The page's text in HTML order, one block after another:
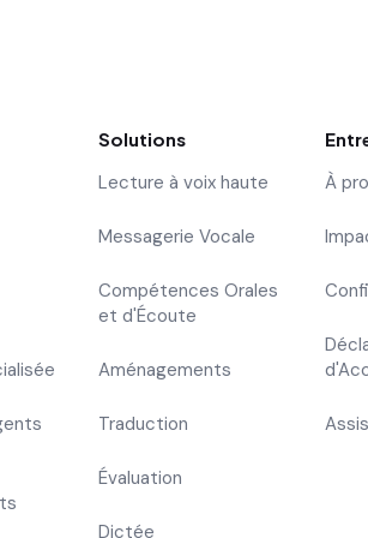
Solutions
Lecture à voix haute
Messagerie Vocale
Compétences Orales
et d'Écoute
Aménagements
Traduction
Évaluation
Dictée
À